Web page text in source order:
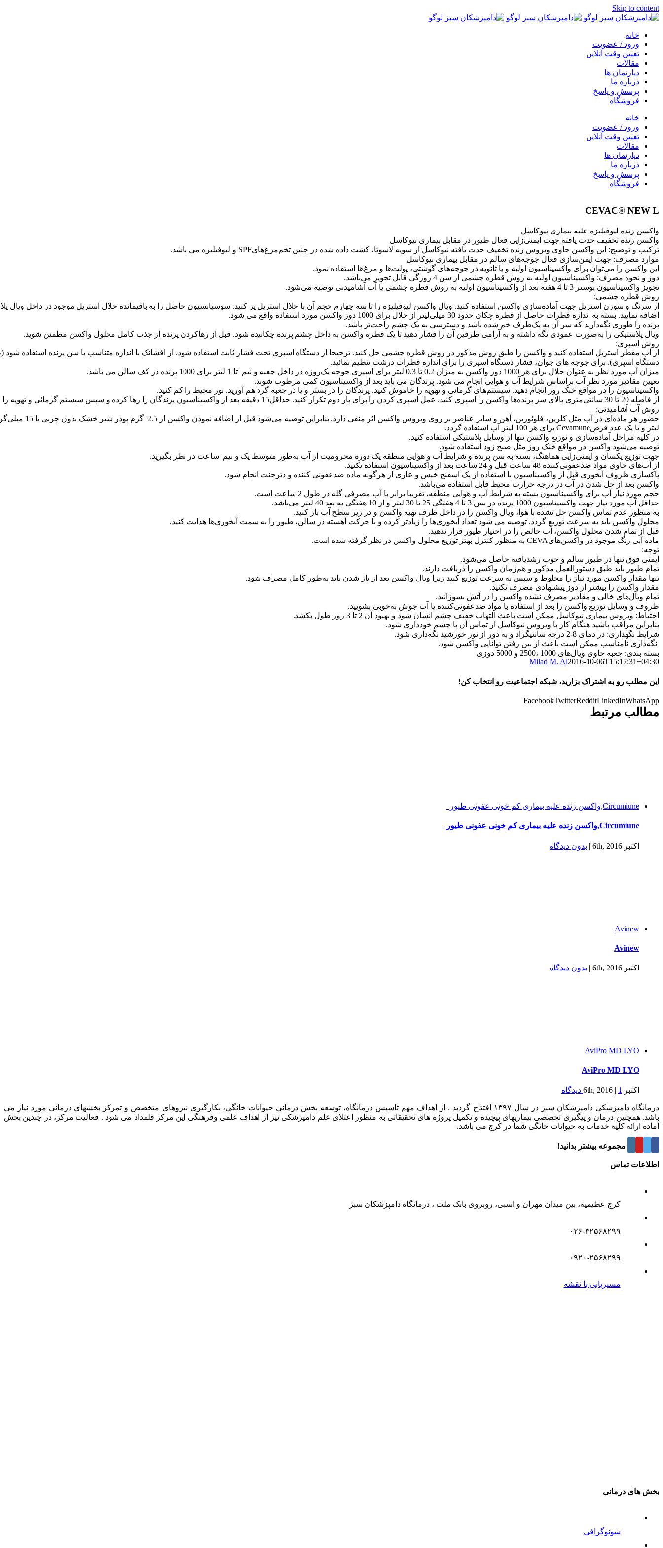
Skip to content
خانه
ورود / عضویت
تعیین وقت آنلاین
مقالات
دپارتمان ها
درباره ما
پرسش و پاسخ
فروشگاه
خانه
ورود / عضویت
تعیین وقت آنلاین
مقالات
دپارتمان ها
درباره ما
پرسش و پاسخ
فروشگاه
CEVAC® NEW L
واکسن زنده لیوفیلیزه علیه بیماری نیوکاسل
واکسن زنده تخفیف حدت یافته جهت ایمنی‌زایی فعال طیور در مقابل بیماری نیوکاسل
ترکیب و توضیح: این واکسن حاوی ویروس زنده تخفیف حدت یافته نیوکاسل از سویه لاسوتا، کشت داده شده در جنین تخم‌مرغ‌هایSPF و لیوفیلیزه می باشد.
موارد مصرف: جهت ایمن‌سازی فعال جوجه‌های سالم در مقابل بیماری نیوکاسل
این واکسن را می‌توان برای واکسیناسیون اولیه و یا ثانویه در جوجه‌های گوشتی، پولت‌ها و مرغ‌ها استفاده نمود.
دوز و نحوه مصرف: واکسیناسیون اولیه به روش قطره چشمی از سن 4 روزگی قابل تجویز می‌باشد.
تجویز واکسیناسیون بوستر 3 تا 4 هفته بعد از واکسیناسیون اولیه به روش قطره چشمی یا آب آشامیدنی توصیه می‌شود.
روش قطره چشمی:
از سرنگ و سوزن استریل جهت آماده‌سازی واکسن استفاده کنید. ویال واکسن لیوفیلیزه را تا سه چهارم حجم آن با حلال استریل پر کنید. سوسپانسیون حاصل را به باقیمانده حلال استریل موجود در داخل ویال
اضافه نمایید. بسته به اندازه قطرات حاصل از قطره چکان حدود 30 میلی‌لیتر از حلال برای 1000 دوز واکسن مورد استفاده واقع می شود.
پرنده را طوری نگه‌دارید که سر آن به یک‌طرف خم شده باشد و دسترسی به یک چشم راحت‌تر باشد.
ویال پلاستیکی را به‌صورت عمودی نگه داشته و به آرامی طرفین آن را فشار دهید تا یک قطره واکسن به داخل چشم پرنده چکانیده شود. قبل از رهاکردن پرنده از جذب کامل محلول واکسن مطمئن شوید.
روش اسپری:
از آب مقطر استریل استفاده کنید و واکسن را طبق روش مذکور در روش قطره چشمی حل کنید. ترجیحا از دستگاه اسپری تحت فشار ثابت استفاده شود. از افشانک با اندازه متناسب با سن پرنده استفاده شود
دستگاه اسپری). برای جوجه های جوان، فشار دستگاه اسپری را برای اندازه قطرات درشت تنظیم نمائید.
میزان آب مورد نظر به عنوان حلال برای هر 1000 دوز واکسن به میزان 0.2 تا 0.3 لیتر برای اسپری جوجه یک‌روزه در داخل جعبه و نیم تا 1 لیتر برای 1000 پرنده در کف سالن می باشد.
تعیین مقادیر مورد نظر آب براساس شرایط آب و هوایی انجام می شود. پرندگان می باید بعد از واکسیناسیون کمی مرطوب شوند.
واکسیناسیون را در مواقع خنک روز انجام دهید. سیستم‌های گرمائی و تهویه را خاموش کنید. پرندگان را در بستر و یا در جعبه گرد هم آورید. نور محیط را کم کنید.
از فاصله 20 تا 30 سانتی‌متری بالای سر پرنده‌ها واکسن را اسپری کنید. عمل اسپری کردن را برای بار دوم تکرار کنید. حداقل15 دقیقه بعد از واکسیناسیون پرندگان را رها کرده و سپس سیستم گرمائی و تهویه را روشن کنید.
روش آب آشامیدنی:
حضور هر ماده‌ای در آب مثل کلرین،
لیتر و یا یک عدد قرصCevamune برای هر 100 لیتر آب استفاده گردد.
در کلیه مراحل آماده‌سازی و توزیع واکسن تنها از وسایل پلاستیکی استفاده کنید.
توصیه می‌شود واکسن در مواقع خنک روز مثل صبح زود استفاده شود.
جهت توزیع یکسان و ایمنی‌زایی هماهنگ، بسته به سن پرنده و شرایط آب و هوایی منطقه یک دوره محرومیت از آب به‌طور متوسط یک و نیم ساعت در نظر بگیرید.
از آب‌های حاوی مواد ضدعفونی‌کننده 48 ساعت قبل و 24 ساعت بعد از واکسیناسیون استفاده نکنید.
پاکسازی ظروف آبخوری قبل از واکسیناسیون با استفاده از یک اسفنج خیس و عاری از هرگونه ماده ضدعفونی کننده و دترجنت انجام شود.
واکسن بعد از حل شدن در آب در درجه حرارت محیط قابل استفاده می‌باشد.
حجم مورد نیاز آب برای واکسیناسیون بسته به شرایط آب و هوایی منطقه، تقریبا برابر با آب مصرفی گله در طول 2 ساعت است.
حداقل آب مورد نیاز جهت واکسیناسیون 1000 پرنده در سن 3 تا 4 هفتگی 25 تا 30 لیتر و از 10 هفتگی به بعد 40 لیتر می‌باشد.
به منظور عدم تماس واکسن حل نشده با هوا، ویال واکسن را در داخل ظرف تهیه واکسن و در زیر سطح آب باز کنید.
محلول واکسن باید به سرعت توزیع گردد. توصیه می شود تعداد آبخوری‌ها را زیادتر کرده و با حرکت آهسته در سالن، طیور را به سمت آبخوری‌ها هدایت کنید.
قبل از تمام شدن محلول واکسن، آب خالص را در اختیار طیور قرار ندهید.
ماده آبی رنگ موجود در واکسن‌هایCEVA به منظور کنترل بهتر توزیع محلول واکسن در نظر گرفته شده است.
توجه:
ایمنی فوق تنها در طیور سالم و خوب رشدیافته حاصل می‌شود.
تمام طیور باید طبق دستورالعمل مذکور و هم‌زمان واکسن را دریافت دارند.
تنها مقدار واکسن مورد نیاز را مخلوط و سپس به سرعت توزیع کنید زیرا ویال واکسن بعد از باز شدن باید به‌طور کامل مصرف شود.
مقدار واکسن را بیشتر از دوز پیشنهادی مصرف نکنید.
تمام ویال‌های خالی و مقادیر مصرف نشده واکسن را در آتش بسوزانید.
ظروف و وسایل توزیع واکسن را بعد از استفاده با مواد ضدعفونی‌کننده یا آب جوش به‌خوبی بشویید.
احتیاط: ویروس بیماری نیوکاسل ممکن است باعث التهاب خفیف چشم انسان شود و بهبود آن 2 تا 3 روز طول بکشد.
بنابراین مراقب باشید هنگام کار با ویروس نیوکاسل از تماس آن با چشم خودداری شود.
شرایط نگهداری: در دمای 8-2 درجه سانتیگراد و به دور از نور خورشید نگه‌داری شود.
نگه‌داری نامناسب ممکن است باعث از بین رفتن توانایی واکسن شود.
بسته بندی: جعبه حاوی ویال‌های 1000 ،2500 و 5000 دوزی
Milad M. Al2016-10-06T15:17:31+04:30
این مطلب رو به اشتراک بزارید، شبکه اجتماعیت رو انتخاب کن!
FacebookTwitterRedditLinkedInWhatsApp
مطالب مرتبط
Circumiune,واکسن زنده علیه بیماری کم خونی عفونی طیور
Circumiune,واکسن زنده علیه بیماری کم خونی عفونی طیور
اکتبر 6th, 2016 | بدون ديدگاه
Avinew
Avinew
اکتبر 6th, 2016 | بدون ديدگاه
AviPro MD LYO
AviPro MD LYO
اکتبر 6th, 2016 | 1 ديدگاه
درمانگاه دامپزشکی دامپزشکان سبز در سال ۱۳۹۷ افتتاح گردید . از اهداف مهم تاسیس درمانگاه، توسعه بخش درمانی حیوانات خانگی، بکارگیری نیروهای متخصص و تمرکز بخشهای درمانی مورد نیاز می
باشد. همچنین درمان و پیگیری تخصصی بیماریهای پیچیده و تکمیل پروژه های تحقیقاتی به منظور اعتلای علم دامپزشکی نیز از اهداف علمی وفرهنگی این مرکز قلمداد می شود . فعالیت مرکز، در چندین بخش
آماده ارائه کلیه خدمات به حیوانات خانگی شما در کرج می باشد.
درباره این مجموعه بیشتر بدانید!
اطلاعات تماس
کرج عظیمیه، بین میدان مهران و اسبی، روبروی بانک ملت ، درمانگاه دامپزشکان سبز
۰۲۶-۳۲۵۶۸۲۹۹
۰۹۲۰-۲۵۶۸۲۹۹
مسیریابی با نقشه
بخش های درمانی
سونوگرافی